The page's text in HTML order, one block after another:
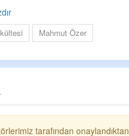
Mahmut Özer
tarafından